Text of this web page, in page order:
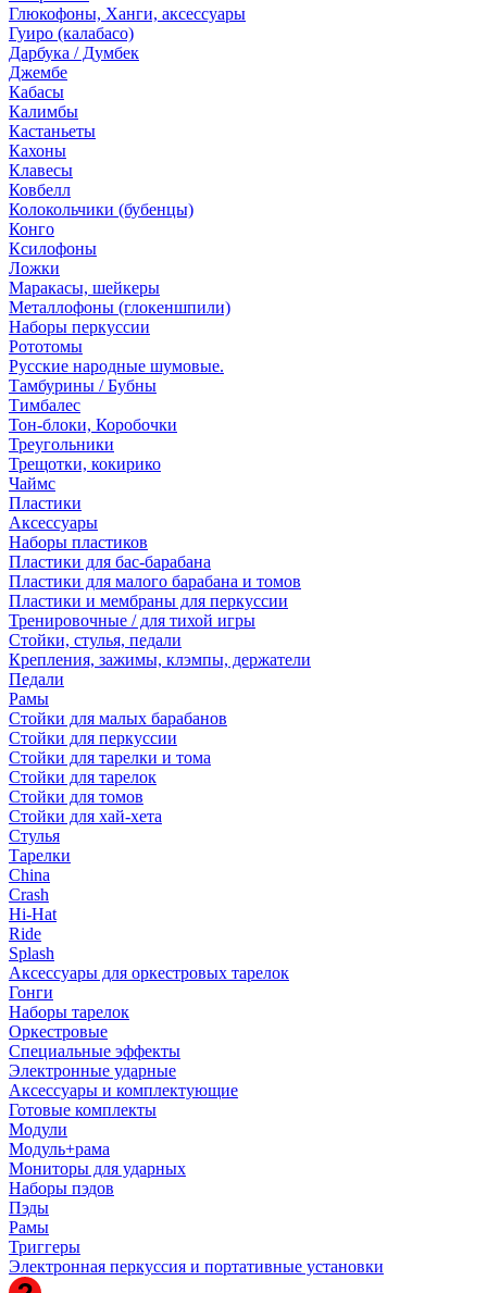
Глюкофоны, Ханги, аксессуары
Гуиро (калабасо)
Дарбука / Думбек
Джембе
Кабасы
Калимбы
Кастаньеты
Кахоны
Клавесы
Ковбелл
Колокольчики (бубенцы)
Конго
Ксилофоны
Ложки
Маракасы, шейкеры
Металлофоны (глокеншпили)
Наборы перкуссии
Рототомы
Русские народные шумовые.
Тамбурины / Бубны
Тимбалес
Тон-блоки, Коробочки
Треугольники
Трещотки, кокирико
Чаймс
Пластики
Аксессуары
Наборы пластиков
Пластики для бас-барабана
Пластики для малого барабана и томов
Пластики и мембраны для перкуссии
Тренировочные / для тихой игры
Стойки, стулья, педали
Крепления, зажимы, клэмпы, держатели
Педали
Рамы
Стойки для малых барабанов
Стойки для перкуссии
Стойки для тарелки и тома
Стойки для тарелок
Стойки для томов
Стойки для хай-хета
Стулья
Тарелки
China
Crash
Hi-Hat
Ride
Splash
Аксессуары для оркестровых тарелок
Гонги
Наборы тарелок
Оркестровые
Специальные эффекты
Электронные ударные
Аксессуары и комплектующие
Готовые комплекты
Модули
Модуль+рама
Мониторы для ударных
Наборы пэдов
Пэды
Рамы
Триггеры
Электронная перкуссия и портативные установки